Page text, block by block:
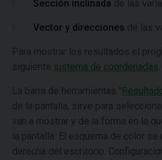
Sección inclinada de las
Vector y direcciones de las
Para mostrar los resultados el
siguiente sistema de coordenadas
La barra de herramientas "
de la pantalla, sirve para
van a mostrar y de la forma en la
la pantalla. El esquema de color se
derecha del escritorio.